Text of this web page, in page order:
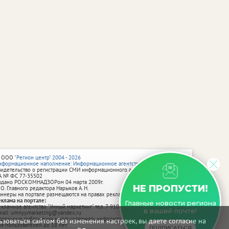
сайтом без изменения настроек, вы даете согласие на
НЕ ПРОПУСТИ!
Главные новости региона
в вашей почте!
"Регион центр" 2004 - 2026
наполнение: Информационное агентство vRossii.ru
о регистрации СМИ информационного агентства vRossii.ru
№ ФС 77‑35502
РОСКОМНАДЗОРом 04 марта 2009г.
Главного редактора Нарыков А. Н.
на портале размещаются на правах рекламы.
на портале:
агентство "Умный маркетинг" тел. 7-910-267-70-40,
umnyy.marketing@yandex.ru
публикации могут содержать информацию, не предназначенную
пользователей до 18 лет.